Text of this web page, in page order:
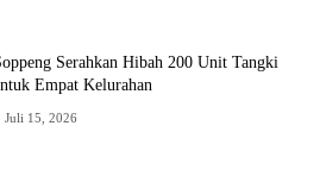
Serahkan Hibah 200 Unit Tangki
Empat Kelurahan
Juli 15, 2026